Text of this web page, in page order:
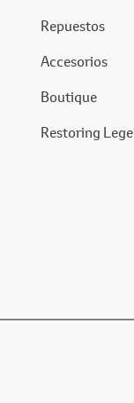
Repuestos
Accesorios
Boutique
Restoring